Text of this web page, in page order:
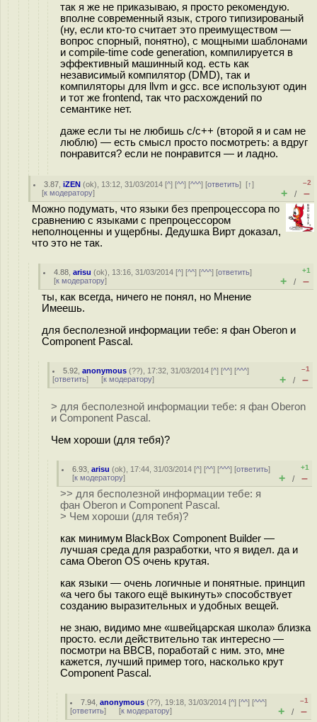
так я же не приказываю, я просто рекомендую.
вполне современный язык, строго типизированый
(ну, если кто-то считает это преимуществом —
вопрос спорный, понятно), с мощными шаблонами
и compile-time code generation, компилируется в
эффективный машинный код. есть как
независимый компилятор (DMD), так и
компиляторы для llvm и gcc. все используют один
и тот же frontend, так что расхождений по
семантике нет.
даже если ты не любишь c/c++ (второй я и сам не
люблю) — есть смысл просто посмотреть: а вдруг
понравится? если не понравится — и ладно.
3.87 ,iZEN (ok), 13:12, 31/03/2014 [^] [^^] [^^^] [ответить][↑]
[к модератору]
–2
+ / –
Можно подумать, что языки без препроцессора по
сравнению с языками с препроцессором
неполноценны и ущербны. Дедушка Вирт доказал,
что это не так.
4.88 ,arisu (ok), 13:16, 31/03/2014 [^] [^^] [^^^] [ответить]
[к модератору]
+1
+ / –
ты, как всегда, ничего не понял, но Мнение
Имеешь.
для бесполезной информации тебе: я фан Oberon и
Component Pascal.
5.92 ,anonymous (??), 17:32, 31/03/2014 [^] [^^] [^^^]
[ответить] [к модератору]
–1
+ / –
> для бесполезной информации тебе: я фан Oberon
и Component Pascal.
Чем хороши (для тебя)?
6.93 ,arisu (ok), 17:44, 31/03/2014 [^] [^^] [^^^] [ответить]
[к модератору]
+1
+ / –
>> для бесполезной информации тебе: я
фан Oberon и Component Pascal.
> Чем хороши (для тебя)?
как минимум BlackBox Component Builder —
лучшая среда для разработки, что я видел. да и
сама Oberon OS очень крутая.
как языки — очень логичные и понятные. принцип
«а чего бы такого ещё выкинуть» способствует
созданию выразительных и удобных вещей.
не знаю, видимо мне «швейцарская школа» близка
просто. если действительно так интересно —
посмотри на BBCB, поработай с ним. это, мне
кажется, лучший пример того, насколько крут
Component Pascal.
7.94 ,anonymous (??), 19:18, 31/03/2014 [^] [^^] [^^^]
[ответить] [к модератору]
–1
+ / –